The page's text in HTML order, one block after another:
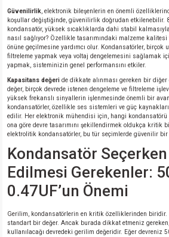
Güvenilirlik , elektronik bileşenlerin en önemli
koşullar değiştiğinde, güvenilirlik doğrudan etkilenebilir.
kondansatör, yüksek sıcaklıklarda dahi stabil
nasıl sağlıyor? Özellikle tasarımındaki malzeme kalitesi
önüne geçilmesine yardımcı olur. Kondansatörler, birçok
filtreleme yapmak veya voltaj dengelemesini sağlamak
yapmak, sisteminizin genel performansını etkiler.
Kapasitans değeri de dikkate alınması gereken bir
değer, birçok devrede istenen dengeleme ve filtreleme
yüksek frekanslı sinyallerin işlenmesinde önemli bir
kondansatörler, özellikle ses sistemleri ve güç
edilir. Her elektronik mühendisi için, hangi kondansatörü
ona göre devre tasarımını şekillendirmek oldukça kritik
elektrolitik kondansatörler, bu tür seçimlerde güvenilir
Kondansatör
Edilmesi Gerekenler:
0.47UF’un Önemi
Gerilim, kondansatörlerin en kritik özelliklerinden biridir.
standart bir değer. Ancak burada dikkat etmeniz
kullanılacağı devredeki gerilim değeridir. Eğer devreniz